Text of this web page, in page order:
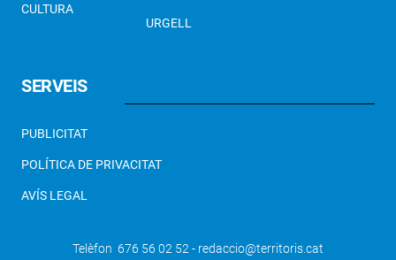
CULTURA
URGELL
SERVEIS
PUBLICITAT
POLÍTICA DE PRIVACITAT
AVÍS LEGAL
Telèfon 676 56 02 52 - redaccio@territoris.cat